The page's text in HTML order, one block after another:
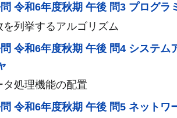
令和6年度秋期 午後 問3 プログラ
を列挙するアルゴリズム
令和6年度秋期 午後 問4 システム
タ処理機能の配置
令和6年度秋期 午後 問5 ネットワ